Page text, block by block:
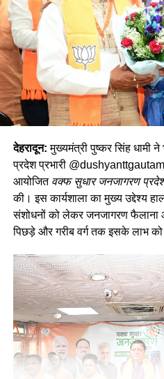
देहरादून: मुख्यमंत्री पुष्कर सिंह धामी ने
प्रदेश प्रभारी
आयोजित वक्फ सुधार जनजागरण प्रदेश
की। इस कार्यशाला का मुख्य उद्देश्य
संशोधनों को लेकर जनजागरण फैलाना
पिछड़े और गरीब वर्ग तक इसके लाभ को